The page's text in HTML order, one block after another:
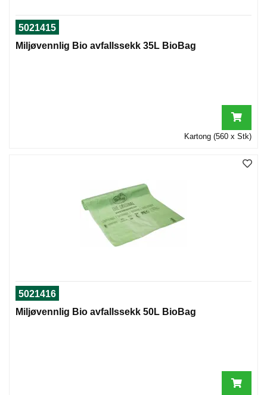
5021415
Miljøvennlig Bio avfallssekk 35L BioBag
Kartong (560 x Stk)
5021416
Miljøvennlig Bio avfallssekk 50L BioBag